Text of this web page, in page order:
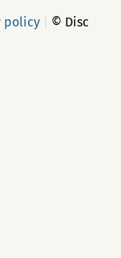
policy
© Disc